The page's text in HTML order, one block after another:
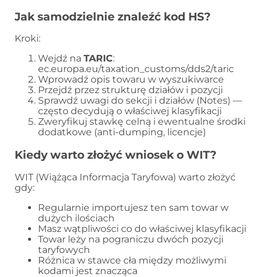
Jak samodzielnie znaleźć kod HS?
Kroki:
Wejdź na TARIC:
ec.europa.eu/taxation_customs/dds2/taric
Wprowadź opis towaru w wyszukiwarce
Przejdź przez strukturę działów i pozycji
Sprawdź uwagi do sekcji i działów (Notes) —
często decydują o właściwej klasyfikacji
Zweryfikuj stawkę celną i ewentualne środki
dodatkowe (anti-dumping, licencje)
Kiedy warto złożyć wniosek o WIT?
WIT (Wiążąca Informacja Taryfowa) warto złożyć
gdy:
Regularnie importujesz ten sam towar w
dużych ilościach
Masz wątpliwości co do właściwej klasyfikacji
Towar leży na pograniczu dwóch pozycji
taryfowych
Różnica w stawce cła między możliwymi
kodami jest znacząca